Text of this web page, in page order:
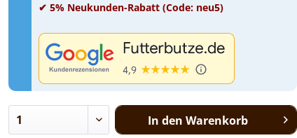
✔ 5% Neukunden-Rabatt (Code: neu5)
In den Warenkorb